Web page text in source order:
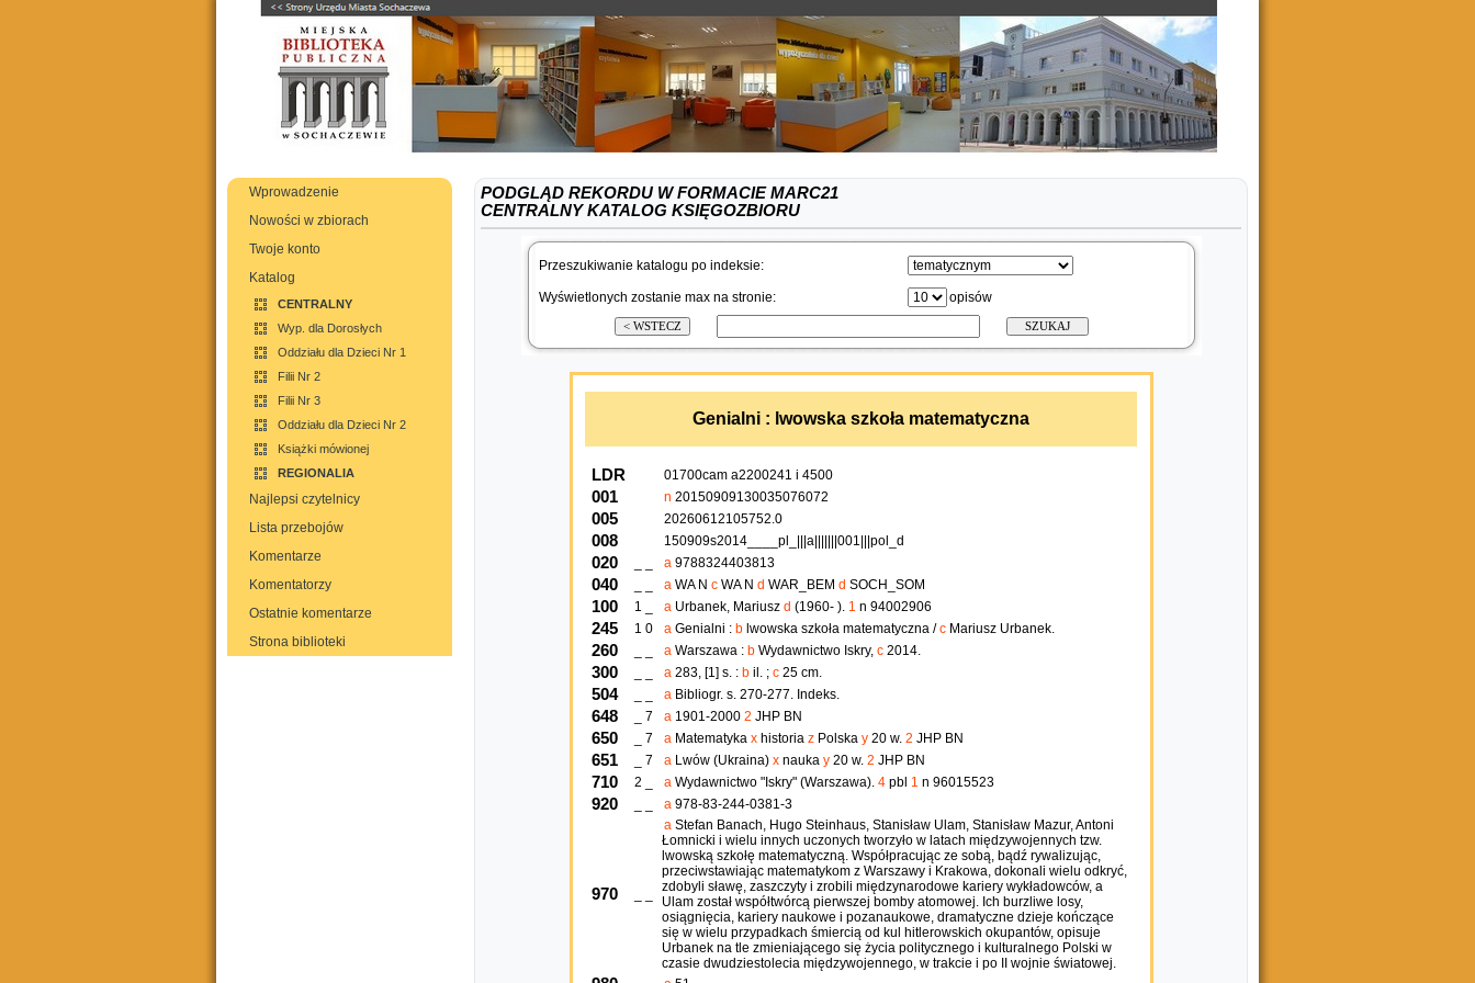
Wprowadzenie
Nowości w zbiorach
Twoje konto
Katalog
CENTRALNY
Wyp. dla Dorosłych
Oddziału dla Dzieci Nr 1
Filii Nr 2
Filii Nr 3
Oddziału dla Dzieci Nr 2
Książki mówionej
REGIONALIA
Najlepsi czytelnicy
Lista przebojów
Komentarze
Komentatorzy
Ostatnie komentarze
Strona biblioteki
PODGLĄD REKORDU W FORMACIE MARC21
CENTRALNY KATALOG KSIĘGOZBIORU
Przeszukiwanie katalogu po indeksie:
Wyświetlonych zostanie max na stronie: opisów
Genialni : lwowska szkoła matematyczna
LDR 01700cam a2200241 i 4500
001 n 20150909130035076072
005 20260612105752.0
008 150909s2014____pl_|||a|||||||001|||pol_d
020 a 9788324403813
040 a WA N c WA N d WAR_BEM d SOCH_SOM
100 1 _ a Urbanek, Mariusz d (1960- ). 1 n 94002906
245 1 0 a Genialni : b lwowska szkoła matematyczna /c Mariusz Urbanek.
260 a Warszawa : b Wydawnictwo Iskry, c 2014.
300 a 283, [1] s. : b il. ; c 25 cm.
504 a Bibliogr. s. 270-277. Indeks.
648 _ 7 a 1901-2000 2 JHP BN
650 _ 7 a Matematyka x historia z Polska y 20 w. 2 JHP BN
651 _ 7 a Lwów (Ukraina) x nauka y 20 w. 2 JHP BN
710 2 _ a Wydawnictwo "Iskry" (Warszawa). 4 pbl 1 n 96015523
920 a 978-83-244-0381-3
970
a Stefan Banach, Hugo Steinhaus, Stanisław Ulam, Stanisław Mazur, Antoni
Łomnicki i wielu innych uczonych tworzyło w latach międzywojennych tzw.
lwowską szkołę matematyczną. Współpracując ze sobą, bądź rywalizując,
przeciwstawiając matematykom z Warszawy i Krakowa, dokonali wielu odkryć,
zdobyli sławę, zaszczyty i zrobili międzynarodowe kariery wykładowców, a
Ulam został współtwórcą pierwszej bomby atomowej. Ich burzliwe losy,
osiągnięcia, kariery naukowe i pozanaukowe, dramatyczne dzieje kończące
się w wielu przypadkach śmiercią od kul hitlerowskich okupantów, opisuje
Urbanek na tle zmieniającego się życia politycznego i kulturalnego Polski w
czasie dwudziestolecia międzywojennego, w trakcie i po II wojnie światowej.